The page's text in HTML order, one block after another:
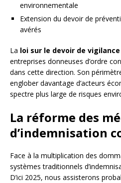
environnementale
Extension du devoir de
avérés
La loi sur le devoir de vigilance
entreprises donneuses d’ordre
dans cette direction. Son
englober davantage d’acteurs
spectre plus large de risques
La réforme des
d’indemnisation
Face à la multiplication des
systèmes traditionnels
D’ici 2025, nous assisterons